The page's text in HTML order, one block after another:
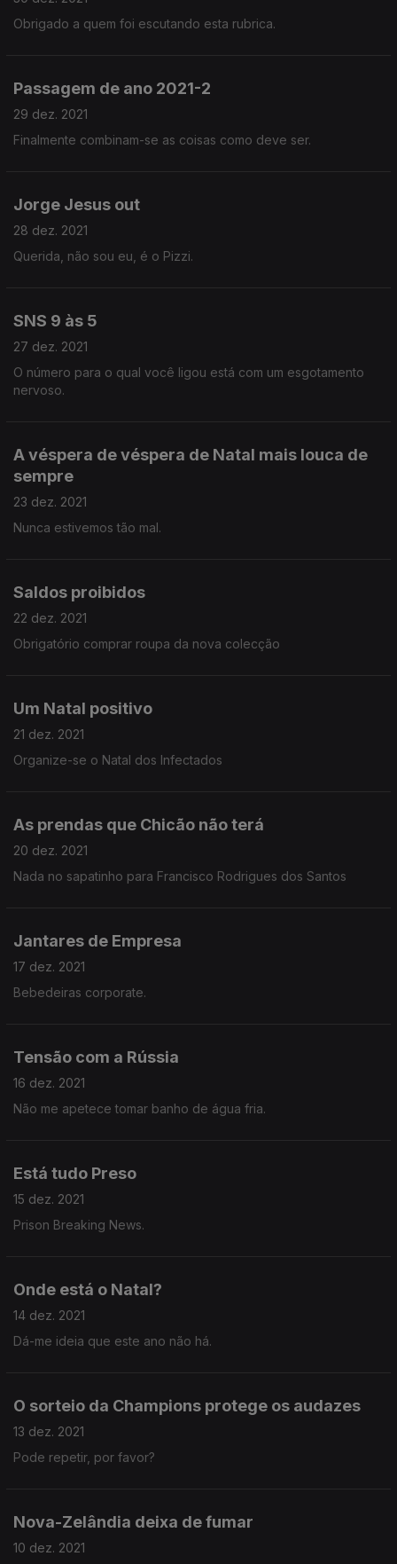
Obrigado a quem foi escutando esta rubrica.
Passagem de ano 2021-2
29 dez. 2021
Finalmente combinam-se as coisas como deve ser.
Jorge Jesus out
28 dez. 2021
Querida, não sou eu, é o Pizzi.
SNS 9 às 5
27 dez. 2021
O número para o qual você ligou está com um esgotamento
nervoso.
A véspera de véspera de Natal mais louca de
sempre
23 dez. 2021
Nunca estivemos tão mal.
Saldos proibidos
22 dez. 2021
Obrigatório comprar roupa da nova colecção
Um Natal positivo
21 dez. 2021
Organize-se o Natal dos Infectados
As prendas que Chicão não terá
20 dez. 2021
Nada no sapatinho para Francisco Rodrigues dos Santos
Jantares de Empresa
17 dez. 2021
Bebedeiras corporate.
Tensão com a Rússia
16 dez. 2021
Não me apetece tomar banho de água fria.
Está tudo Preso
15 dez. 2021
Prison Breaking News.
Onde está o Natal?
14 dez. 2021
Dá-me ideia que este ano não há.
O sorteio da Champions protege os audazes
13 dez. 2021
Pode repetir, por favor?
Nova-Zelândia deixa de fumar
10 dez. 2021